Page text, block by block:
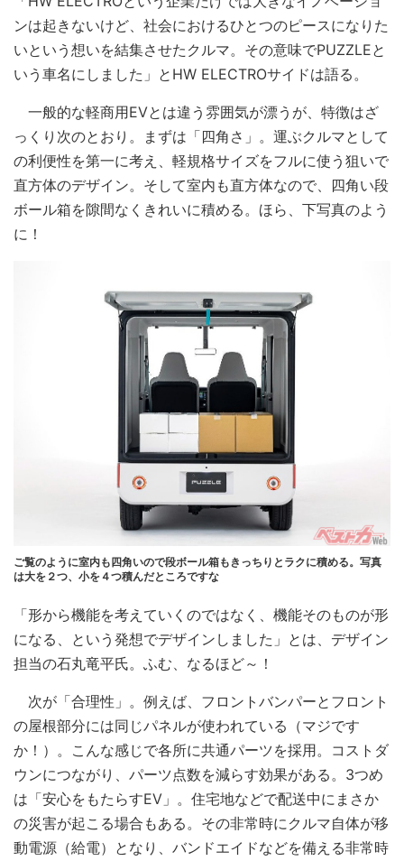
ンは起きないけど、社会におけるひとつのピースになりた
いという想いを結集させたクルマ。その意味でPUZZLEと
いう車名にしました」とHW ELECTROサイドは語る。
一般的な軽商用EVとは違う雰囲気が漂うが、特徴はざ
っくり次のとおり。まずは「四角さ」。運ぶクルマとして
の利便性を第一に考え、軽規格サイズをフルに使う狙いで
直方体のデザイン。そして室内も直方体なので、四角い段
ボール箱を隙間なくきれいに積める。ほら、下写真のよう
に！
ご覧のように室内も四角いので段ボール箱もきっちりとラクに積める。写真
は大を２つ、小を４つ積んだところですな
「形から機能を考えていくのではなく、機能そのものが形
になる、という発想でデザインしました」とは、デザイン
担当の石丸竜平氏。ふむ、なるほど～！
次が「合理性」。例えば、フロントバンパーとフロント
の屋根部分には同じパネルが使われている（マジです
か！）。こんな感じで各所に共通パーツを採用。コストダ
ウンにつながり、パーツ点数を減らす効果がある。3つめ
は「安心をもたらすEV」。住宅地などで配送中にまさか
の災害が起こる場合もある。その非常時にクルマ自体が移
動電源（給電）となり、バンドエイドなどを備える非常時